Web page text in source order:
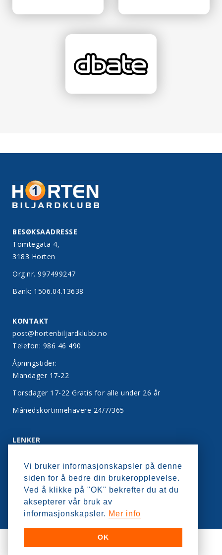
Vi bruker informasjonskapsler på denne
siden for å bedre din brukeropplevelse.
Ved å klikke på "OK" bekrefter du at du
aksepterer vår bruk av
informasjonskapsler. Mer info
OK
BESØKSAADRESSE
Tomtegata 4,
3183 Horten
Org.nr. 997499247
Bank: 1506.04.13638
KONTAKT
post@hortenbiljardklubb.no
Telefon: 986 46 490
Åpningstider:
Mandager 17-22
Torsdager 17-22 Gratis for alle under 26 år
Månedskortinnehavere 24/7/365
LENKER
Kontakt oss
Personvern
HORTEN BILJARDKLUBB © 2024